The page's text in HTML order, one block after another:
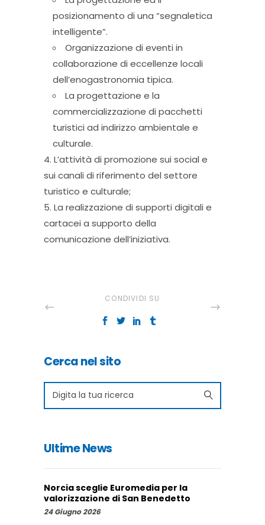
posizionamento di una “segnaletica
intelligente”.
Organizzazione di eventi in
collaborazione di eccellenze locali
dell’enogastronomia tipica.
La progettazione e la
commercializzazione di pacchetti
turistici ad indirizzo ambientale e
culturale.
L’attività di promozione sui social e
sui canali di riferimento del settore
turistico e culturale;
La realizzazione di supporti digitali e
cartacei a supporto della
comunicazione dell’iniziativa.
CONDIVIDI SU
Cerca nel sito
Search
for:
Ultime News
Norcia sceglie Euromedia per la
valorizzazione di San Benedetto
24 Giugno 2026